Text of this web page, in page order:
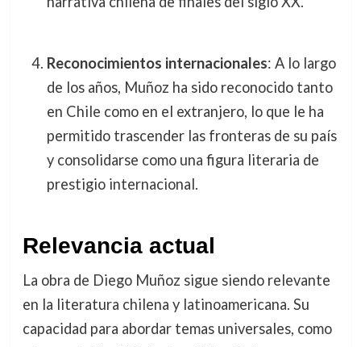
Reconocimientos internacionales: A lo largo
de los años, Muñoz ha sido reconocido tanto
en Chile como en el extranjero, lo que le ha
permitido trascender las fronteras de su país
y consolidarse como una figura literaria de
prestigio internacional.
Relevancia actual
La obra de Diego Muñoz sigue siendo relevante
en la literatura chilena y latinoamericana. Su
capacidad para abordar temas universales, como